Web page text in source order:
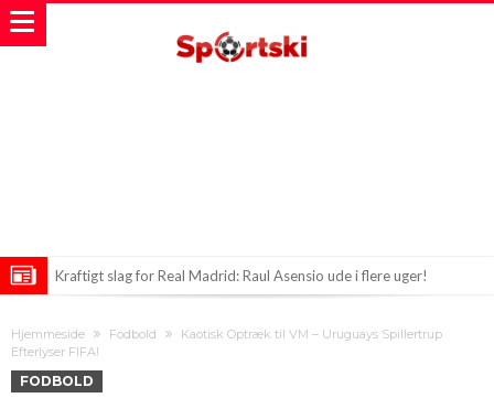
Kraftigt slag for Real Madrid: Raul Asensio ude i flere uger!
Ronaldo viser sine luksusbiler frem i garagen
Hjemmeside Fodbold
Kaotisk Optræk til VM – Uruguays Spillertrup
Efterlyser FIFA!
FODBOLD